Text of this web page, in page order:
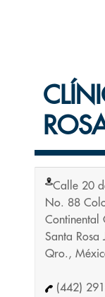
Calle 20
No. 88
Continental
Santa Rosa
Qro.,
(442)